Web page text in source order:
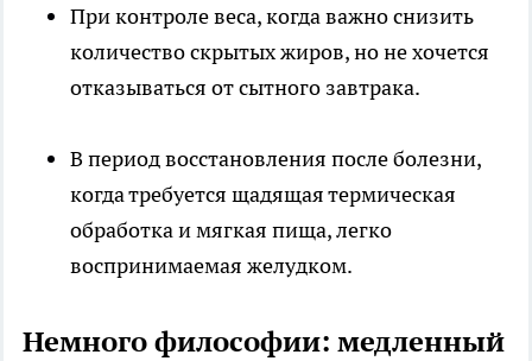
При контроле веса, когда важно снизить
количество скрытых жиров, но не хочется
отказываться от сытного завтрака.​
В период восстановления после болезни,
когда требуется щадящая термическая
обработка и мягкая пища, легко
воспринимаемая желудком.​
Немного философии: медленный